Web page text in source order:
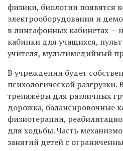
физики, биологии появятся
электрооборудования и
в лингафонных кабинетах —
кабинки для учащихся,
учителя, мультимедийный
В учреждении будет
психологической разгрузки.
тренажёры для различных
дорожка, балансировочные
физиотерапии,
для ходьбы. Часть
занятий детей с